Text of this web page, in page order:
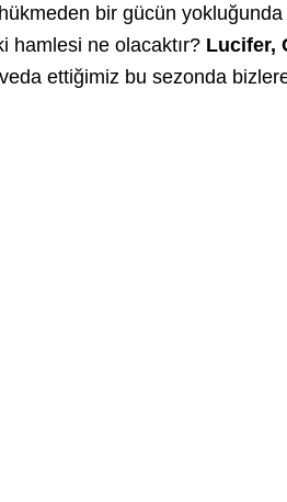
bir gücün
hamlesi ne olacaktır? Lucifer,
ettiğimiz bu sezonda bizlere